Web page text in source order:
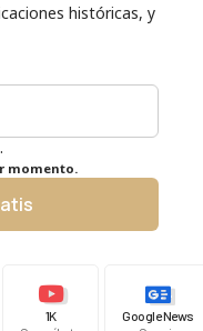
históricas, y
momento.
1K Google News